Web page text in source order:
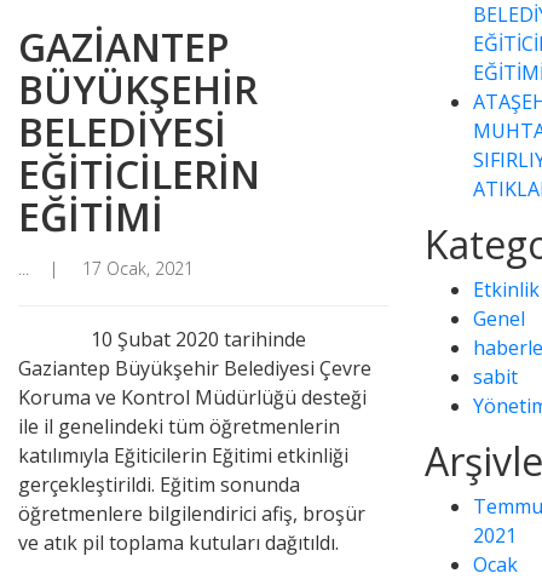
GAZİANTEP
BÜYÜKŞEHİR
BELEDİYESİ
EĞİTİCİLERİN
EĞİTİMİ
... 17 Ocak, 2021
10 Şubat 2020 tarihinde
Gaziantep Büyükşehir Belediyesi Çevre
Koruma ve Kontrol Müdürlüğü desteği
ile il genelindeki tüm öğretmenlerin
katılımıyla Eğiticilerin Eğitimi etkinliği
gerçekleştirildi. Eğitim sonunda
öğretmenlere bilgilendirici afiş, broşür
ve atık pil toplama kutuları dağıtıldı.
Etkinlik
Genel
sabit
2021
Ocak